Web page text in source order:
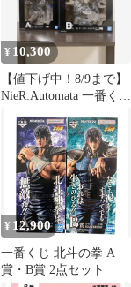
¥ 10,300
【値下げ中！8/9まで】
NieR:Automata 一番くじ
¥ 12,900
一番くじ 北斗の拳 A
賞・B賞 2点セット